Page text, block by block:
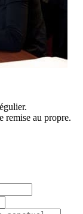
remise au propre.